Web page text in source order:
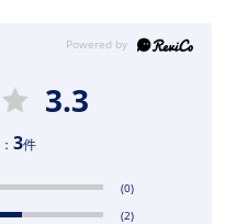
3.3
3件
(0)
(2)